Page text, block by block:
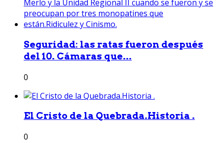
Seguridad: las ratas fueron después
del 10. Cámaras que...
0
El Cristo de la Quebrada.Historia .
0